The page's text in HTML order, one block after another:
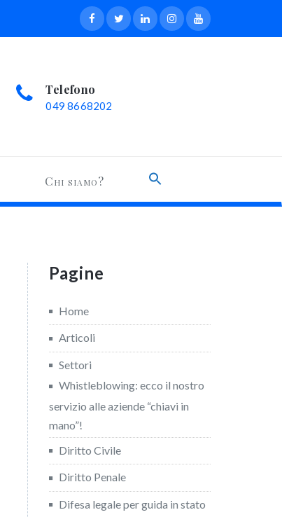
Telefono
049 8668202
Chi siamo?
Pagine
Home
Articoli
Settori
Whistleblowing: ecco il nostro
servizio alle aziende “chiavi in
mano”!
Diritto Civile
Diritto Penale
Difesa legale per guida in stato